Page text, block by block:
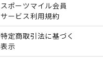
スポーツマイル会員
サービス利用規約
特定商取引法に基づく
表示